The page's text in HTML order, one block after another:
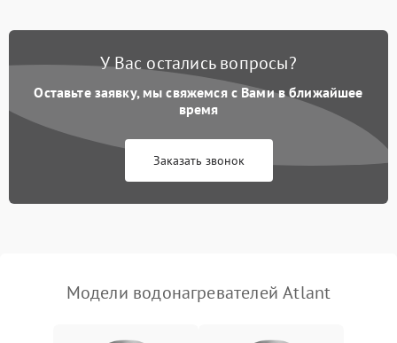
У Вас остались вопросы?
Оставьте заявку, мы свяжемся с Вами в ближайшее
время
Заказать звонок
Модели водонагревателей Atlant